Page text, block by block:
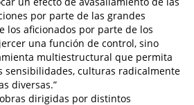
por parte de las grandes
los aficionados por parte de los
una función de control, sino
multiestructural que permita
sensibilidades, culturas radicalmente
diversas.”
dirigidas por distintos